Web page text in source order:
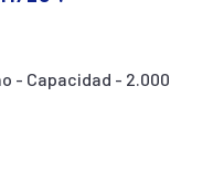
- Capacidad - 2.000